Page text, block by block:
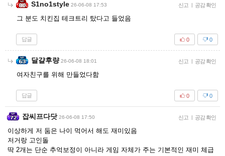
S1no1style 26-06-08 17:53 신고 | 공감 확인
그 분도 치킨집 테크트리 탔다고 들었음
답글 0
0
달걀후량 26-06-08 18:01 신고 | 공감 확인
여자친구를 위해 만들었다함
답글 0
0
잡씨프다닷 26-06-08 17:50 신고 | 공감 확인
이상하게 저 둠은 나이 먹어서 해도 재미있음
저거랑 고인돌
딱 2개는 단순 추억보정이 아니라 게임 자체가 주는 기본적인 재미 체급